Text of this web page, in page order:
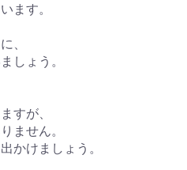
ます。
、
しょう。
すが、
ません。
かけましょう。